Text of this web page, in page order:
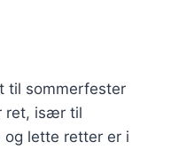
til sommerfester
ret, især til
og lette retter er i